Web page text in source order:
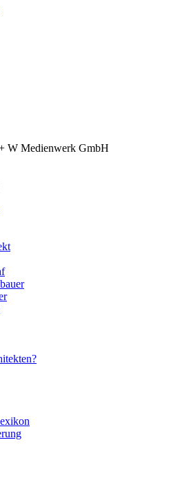
W Medienwerk GmbH